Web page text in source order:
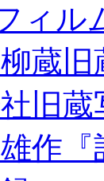
ィル
蔵旧
旧
作『